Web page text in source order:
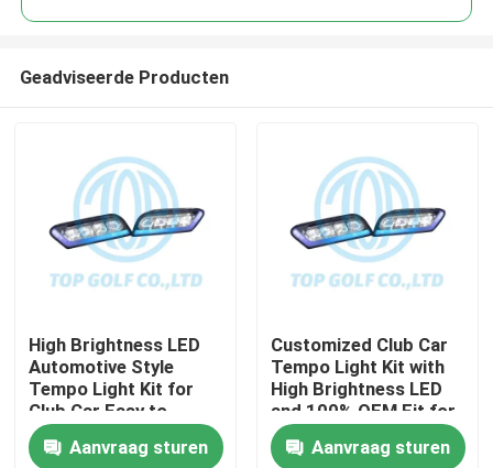
Huis
Geadviseerde Producten
High Brightness LED
Automotive Style
Tempo Light Kit for
Club Car Easy to
Install Golf Cart LED
Light KitAanvraag sturen
Customized Club Car
Tempo Light Kit with
High Brightness LED
and 100% OEM Fit for
Golf Cart
Aanvraag sturen